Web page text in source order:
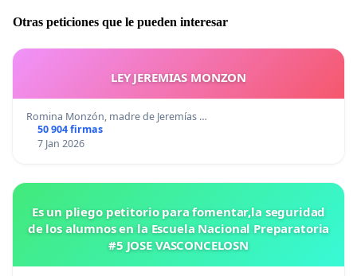
Otras peticiones que le pueden interesar
LEY JEREMIAS MONZON
Romina Monzón, madre de Jeremías …
50 904 firmas
7 Jan 2026
Es un pliego petitorio para fomentar,la seguridad
de los alumnos en la Escuela Nacional Preparatoria
#5 JOSE VASCONCELOSN